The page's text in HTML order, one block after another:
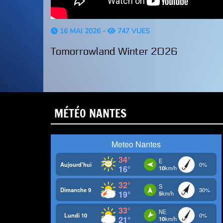
16 MAI 2026 - 747 VUES
Tomorrowland Winter 2026
MÉTÉO NANTES